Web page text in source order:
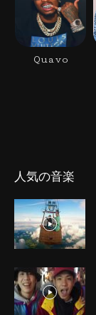
Quavo
人気の音楽